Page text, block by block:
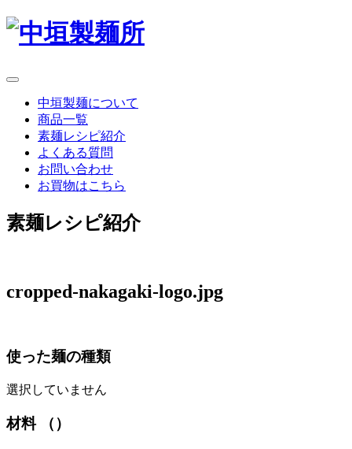
中垣製麺について
商品一覧
素麺レシピ紹介
よくある質問
お問い合わせ
お買物はこちら
素麺レシピ紹介
cropped-nakagaki-logo.jpg
使った麺の種類
選択していません
材料 （）